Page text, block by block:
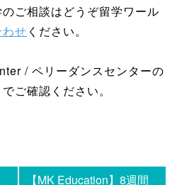
ご相談はどうぞ留学ワール
せ ください。
/ ペリーダンスセンターの
ご確認ください。
【MK Education】8週間